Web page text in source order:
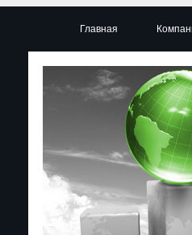
Главная